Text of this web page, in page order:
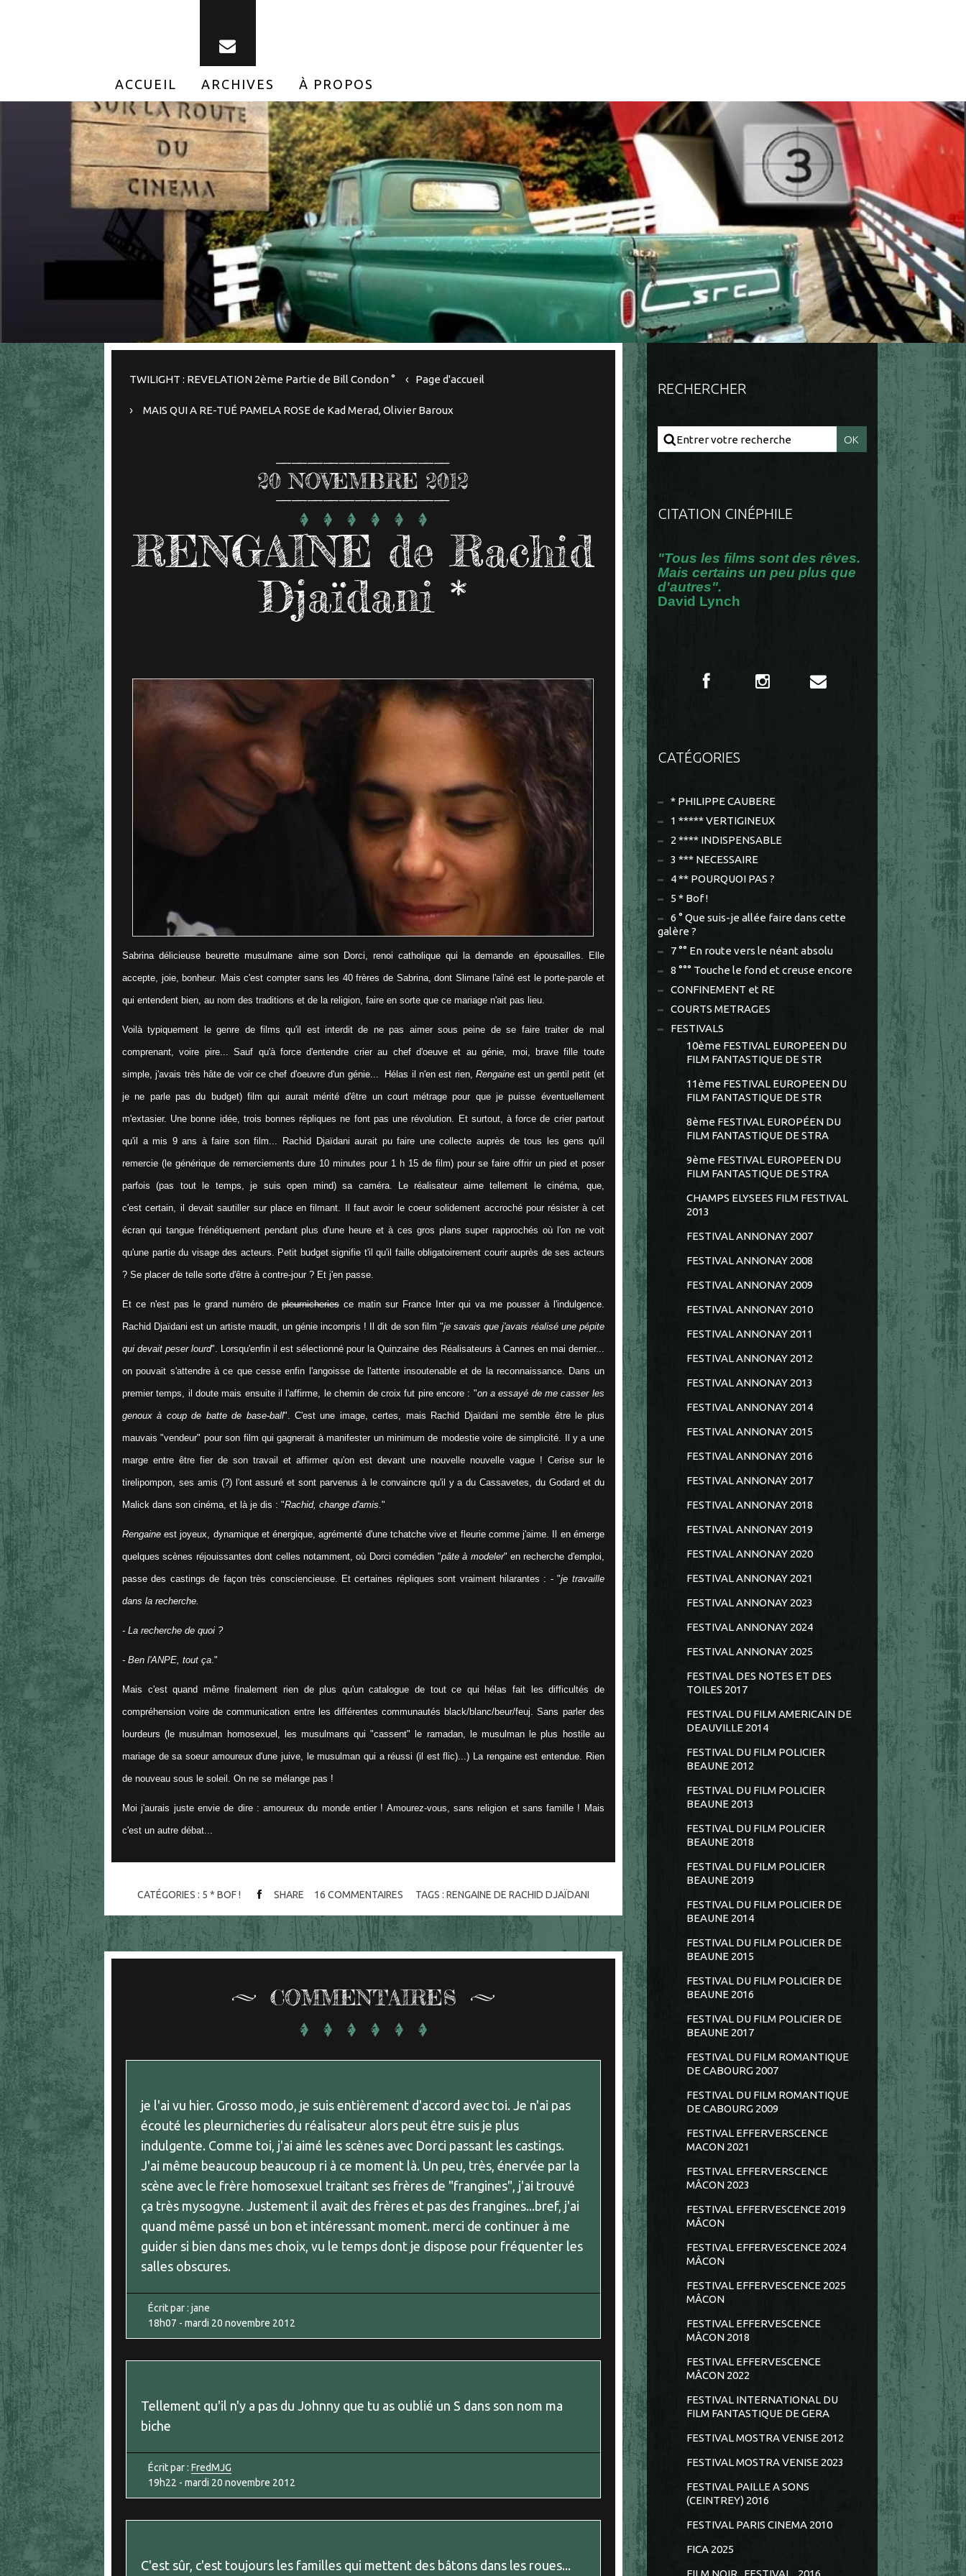
ACCUEIL ARCHIVES À PROPOS
TWILIGHT : REVELATION 2ème Partie de Bill Condon ° Page d'accueil
MAIS QUI A RE-TUÉ PAMELA ROSE de Kad Merad, Olivier Baroux
20 NOVEMBRE 2012
RENGAINE de Rachid
Djaïdani *
Sabrina délicieuse beurette musulmane aime son Dorci, renoi catholique qui la demande en épousailles. Elle
accepte, joie, bonheur. Mais c'est compter sans les 40 frères de Sabrina, dont Slimane l'aîné est le porte-parole et
qui entendent bien, au nom des traditions et de la religion, faire en sorte que ce mariage n'ait pas lieu.
Voilà typiquement le genre de films qu'il est interdit de ne pas aimer sous peine de se faire traiter de mal
comprenant, voire pire... Sauf qu'à force d'entendre crier au chef d'oeuve et au génie, moi, brave fille toute
simple, j'avais très hâte de voir ce chef d'oeuvre d'un génie... Hélas il n'en est rien,Rengaine est un gentil petit (et
je ne parle pas du budget) film qui aurait mérité d'être un court métrage pour que je puisse éventuellement
m'extasier. Une bonne idée, trois bonnes répliques ne font pas une révolution. Et surtout, à force de crier partout
qu'il a mis 9 ans à faire son film... Rachid Djaïdani aurait pu faire une collecte auprès de tous les gens qu'il
remercie (le générique de remerciements dure 10 minutes pour 1 h 15 de film) pour se faire offrir un pied et poser
parfois (pas tout le temps, je suis open mind) sa caméra. Le réalisateur aime tellement le cinéma, que,
c'est certain, il devait sautiller sur place en filmant. Il faut avoir le coeur solidement accroché pour résister à cet
écran qui tangue frénétiquement pendant plus d'une heure et à ces gros plans super rapprochés où l'on ne voit
qu'une partie du visage des acteurs. Petit budget signifie t'il qu'il faille obligatoirement courir auprès de ses acteurs
? Se placer de telle sorte d'être à contre-jour ? Et j'en passe.
Et ce n'est pas le grand numéro de pleurnicheriesce matin sur France Inter qui va me pousser à l'indulgence.
Rachid Djaïdani est un artiste maudit, un génie incompris ! Il dit de son film "je savais que j'avais réalisé une pépite
qui devait peser lourd". Lorsqu'enfin il est sélectionné pour la Quinzaine des Réalisateurs à Cannes en mai dernier...
on pouvait s'attendre à ce que cesse enfin l'angoisse de l'attente insoutenable et de la reconnaissance. Dans un
premier temps, il doute mais ensuite il l'affirme, le chemin de croix fut pire encore : "on a essayé de me casser les
genoux à coup de batte de base-ball". C'est une image, certes, mais Rachid Djaïdani me semble être le plus
mauvais "vendeur" pour son film qui gagnerait à manifester un minimum de modestie voire de simplicité. Il y a une
marge entre être fier de son travail et affirmer qu'on est devant une nouvelle nouvelle vague ! Cerise sur le
tirelipompon, ses amis (?) l'ont assuré et sont parvenus à le convaincre qu'il y a du Cassavetes, du Godard et du
Malick dans son cinéma, et là je dis : "Rachid, change d'amis."
Rengaine est joyeux, dynamique et énergique, agrémenté d'une tchatche vive et fleurie comme j'aime. Il en émerge
quelques scènes réjouissantes dont celles notamment, où Dorci comédien "pâte à modeler" en recherche d'emploi,
passe des castings de façon très consciencieuse. Et certaines répliques sont vraiment hilarantes : - "je travaille
dans la recherche.
- La recherche de quoi ?
- Ben l'ANPE, tout ça."
Mais c'est quand même finalement rien de plus qu'uncatalogue de tout ce qui hélas fait les difficultés de
compréhension voire de communication entre les différentes communautés black/blanc/beur/feuj. Sans parler des
lourdeurs (le musulman homosexuel, les musulmans qui "cassent" le ramadan, le musulman le plus hostile au
mariage de sa soeur amoureux d'une juive, le musulman qui a réussi (il est flic)...) La rengaine est entendue. Rien
de nouveau sous le soleil. On ne se mélange pas !
Moi j'aurais juste envie de dire : amoureux du monde entier ! Amourez-vous, sans religion et sans famille ! Mais
c'est un autre débat...
CATÉGORIES : 5 * BOF ! SHARE 16 COMMENTAIRES TAGS : RENGAINE DE RACHID DJAÏDANI
COMMENTAIRES
je l'ai vu hier. Grosso modo, je suis entièrement d'accord avec toi. Je n'ai pas
écouté les pleurnicheries du réalisateur alors peut être suis je plus
indulgente. Comme toi, j'ai aimé les scènes avec Dorci passant les castings.
J'ai même beaucoup beaucoup ri à ce moment là. Un peu, très, énervée par la
scène avec le frère homosexuel traitant ses frères de "frangines", j'ai trouvé
ça très mysogyne. Justement il avait des frères et pas des frangines...bref, j'ai
quand même passé un bon et intéressant moment. merci de continuer à me
guider si bien dans mes choix, vu le temps dont je dispose pour fréquenter les
salles obscures.
Écrit par : jane
18h07 - mardi 20 novembre 2012
Tellement qu'il n'y a pas du Johnny que tu as oublié un S dans son nom ma
biche
Écrit par : FredMJG
19h22 - mardi 20 novembre 2012
C'est sûr, c'est toujours les familles qui mettent des bâtons dans les roues...
RECHERCHER
CITATION CINÉPHILE
"Tous les films sont des rêves.
Mais certains un peu plus que
d'autres".
David Lynch
CATÉGORIES
* PHILIPPE CAUBERE
1 ***** VERTIGINEUX
2 **** INDISPENSABLE
3 *** NECESSAIRE
4 ** POURQUOI PAS ?
5 * Bof !
6 ° Que suis-je allée faire dans cette
galère ?
7 °° En route vers le néant absolu
8 °°° Touche le fond et creuse encore
CONFINEMENT et RE
COURTS METRAGES
FESTIVALS
10ème FESTIVAL EUROPEEN DU
FILM FANTASTIQUE DE STR
11ème FESTIVAL EUROPEEN DU
FILM FANTASTIQUE DE STR
8ème FESTIVAL EUROPÉEN DU
FILM FANTASTIQUE DE STRA
9ème FESTIVAL EUROPEEN DU
FILM FANTASTIQUE DE STRA
CHAMPS ELYSEES FILM FESTIVAL
2013
FESTIVAL ANNONAY 2007
FESTIVAL ANNONAY 2008
FESTIVAL ANNONAY 2009
FESTIVAL ANNONAY 2010
FESTIVAL ANNONAY 2011
FESTIVAL ANNONAY 2012
FESTIVAL ANNONAY 2013
FESTIVAL ANNONAY 2014
FESTIVAL ANNONAY 2015
FESTIVAL ANNONAY 2016
FESTIVAL ANNONAY 2017
FESTIVAL ANNONAY 2018
FESTIVAL ANNONAY 2019
FESTIVAL ANNONAY 2020
FESTIVAL ANNONAY 2021
FESTIVAL ANNONAY 2023
FESTIVAL ANNONAY 2024
FESTIVAL ANNONAY 2025
FESTIVAL DES NOTES ET DES
TOILES 2017
FESTIVAL DU FILM AMERICAIN DE
DEAUVILLE 2014
FESTIVAL DU FILM POLICIER
BEAUNE 2012
FESTIVAL DU FILM POLICIER
BEAUNE 2013
FESTIVAL DU FILM POLICIER
BEAUNE 2018
FESTIVAL DU FILM POLICIER
BEAUNE 2019
FESTIVAL DU FILM POLICIER DE
BEAUNE 2014
FESTIVAL DU FILM POLICIER DE
BEAUNE 2015
FESTIVAL DU FILM POLICIER DE
BEAUNE 2016
FESTIVAL DU FILM POLICIER DE
BEAUNE 2017
FESTIVAL DU FILM ROMANTIQUE
DE CABOURG 2007
FESTIVAL DU FILM ROMANTIQUE
DE CABOURG 2009
FESTIVAL EFFERVERSCENCE
MACON 2021
FESTIVAL EFFERVERSCENCE
MÂCON 2023
FESTIVAL EFFERVESCENCE 2019
MÂCON
FESTIVAL EFFERVESCENCE 2024
MÂCON
FESTIVAL EFFERVESCENCE 2025
MÂCON
FESTIVAL EFFERVESCENCE
MÂCON 2018
FESTIVAL EFFERVESCENCE
MÂCON 2022
FESTIVAL INTERNATIONAL DU
FILM FANTASTIQUE DE GERA
FESTIVAL MOSTRA VENISE 2012
FESTIVAL MOSTRA VENISE 2023
FESTIVAL PAILLE A SONS
(CEINTREY) 2016
FESTIVAL PARIS CINEMA 2010
FICA 2025